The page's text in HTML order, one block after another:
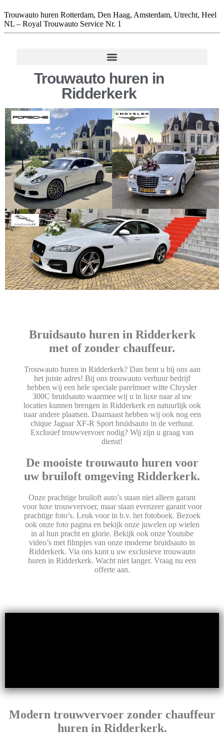
Trouwauto huren Rotterdam, Den Haag, Amsterdam, Utrecht, Heel
NL – Royal Trouwauto Service Nr. 1
Trouwauto huren in
Ridderkerk
Bruidsauto huren in Ridderkerk
met of zonder chauffeur.
Trouwauto huren in Ridderkerk? Dan bent u bij ons aan
het juiste adres! Bij ons trouwauto verhuur bedrijf
hebben wij een hele speciale parelmoer witte Chrysler
300C bruidsauto waarmee wij u in luxe naar al uw
locaties kunnen brengen in Ridderkerk en natuurlijk ook
naar andere plaatsen. Daarnaast hebben wij ook nog een
chique Jaguar XF-R Sport bruidsauto in de verhuur.
Exclusief trouwvervoer nodig? Wij zijn u graag van
dienst!
De mooiste trouwauto huren voor
uw bruiloft omgeving Ridderkerk.
Onze prachtige bruiloft auto’s staan niet alleen garant
voor luxe trouwvervoer, maar staan evenzeer garant voor
prachtige foto’s. Leuk voor in b.v. het fotoboek. Bezoek
ook onze foto pagina en bekijk onze juwelen op wielen
in al hun pracht en glorie. Bekijk ook onze Youtube
video’s met filmpjes van onze moderne bruidsauto in
Ridderkerk. Via ons kunt u uw exclusieve trouwauto
huren in Ridderkerk. Wacht niet langer. Vraag nu een
offerte aan.
Modern trouwvervoer zonder chauffeur
huren in Ridderkerk.